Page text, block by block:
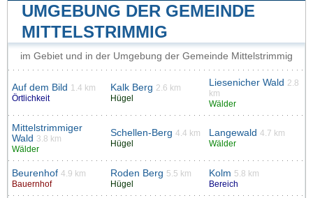
UMGEBUNG DER GEMEINDE
MITTELSTRIMMIG
im Gebiet und in der Umgebung der Gemeinde Mittelstrimmig
Auf dem Bild 1.4 km
Örtlichkeit
Kalk Berg 2.6 km
Hügel
Liesenicher Wald 2.8
km
Wälder
Mittelstrimmiger
Wald 3.8 km
Wälder
Schellen-Berg 4.4 km
Hügel
Langewald 4.7 km
Wälder
Beurenhof 4.9 km
Bauernhof
Roden Berg 5.5 km
Hügel
Kolm 5.8 km
Bereich